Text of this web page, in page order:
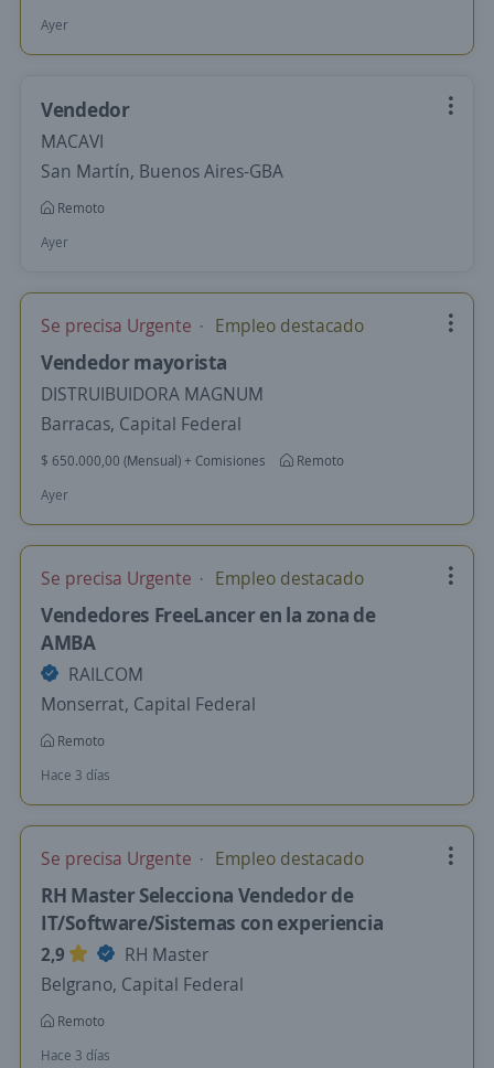
Ayer
Vendedor
MACAVI
San Martín, Buenos Aires-GBA
Remoto
Ayer
Se precisa Urgente Empleo destacado
Vendedor mayorista
DISTRUIBUIDORA MAGNUM
Barracas, Capital Federal
$ 650.000,00 (Mensual) + Comisiones
Remoto
Ayer
Se precisa Urgente Empleo destacado
Vendedores FreeLancer en la zona de
AMBA
RAILCOM
Monserrat, Capital Federal
Remoto
Hace 3 días
Se precisa Urgente Empleo destacado
RH Master Selecciona Vendedor de
IT/Software/Sistemas con experiencia
2,9
RH Master
Belgrano, Capital Federal
Remoto
Hace 3 días